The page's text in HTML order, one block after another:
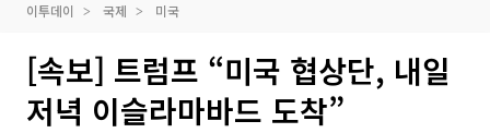
이투데이 국제 미국
[속보] 트럼프 “미국 협상단, 내일
저녁 이슬라마바드 도착”